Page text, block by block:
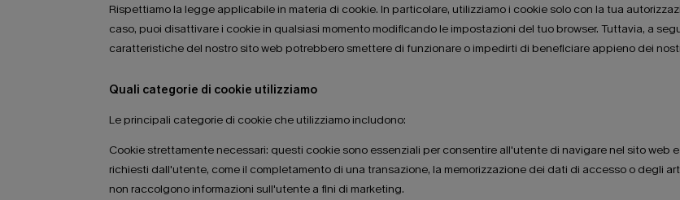
Rispettiamo la legge applicabile in materia di cookie. In particolare, utilizziamo i cookie solo con la tua
caso, puoi disattivare i cookie in qualsiasi momento modificando le impostazioni del tuo browser. Tuttavia, a
caratteristiche del nostro sito web potrebbero smettere di funzionare o impedirti di beneficiare appieno dei
Quali categorie di cookie utilizziamo
Le principali categorie di cookie che utilizziamo includono:
Cookie strettamente necessari: questi cookie sono essenziali per consentire all'utente di navigare nel sito web
richiesti dall'utente, come il completamento di una transazione, la memorizzazione dei dati di accesso o degli
non raccolgono informazioni sull'utente a fini di marketing.